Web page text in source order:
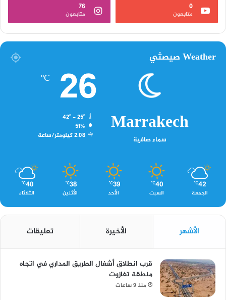
0
متابعون
76
متابعون
Weather صيصثي
Marrakech
سماء صافية
26
℃
42º - 25º
51%
2.08 كيلومتر/ساعة
42
℃
الجمعة
40
℃
السبت
39
℃
الأحد
38
℃
الأثنين
40
℃
الثلاثاء
الأشهر الأخيرة تعليقات
قرب انطلاق أشغال الطريق المداري في اتجاه
منطقة تغازوت
منذ 9 ساعات